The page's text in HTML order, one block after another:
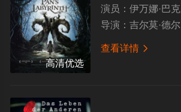
高清优选
演员： 伊万娜·巴克罗 塞尔希·
导演： 吉尔莫·德尔
查看详情 